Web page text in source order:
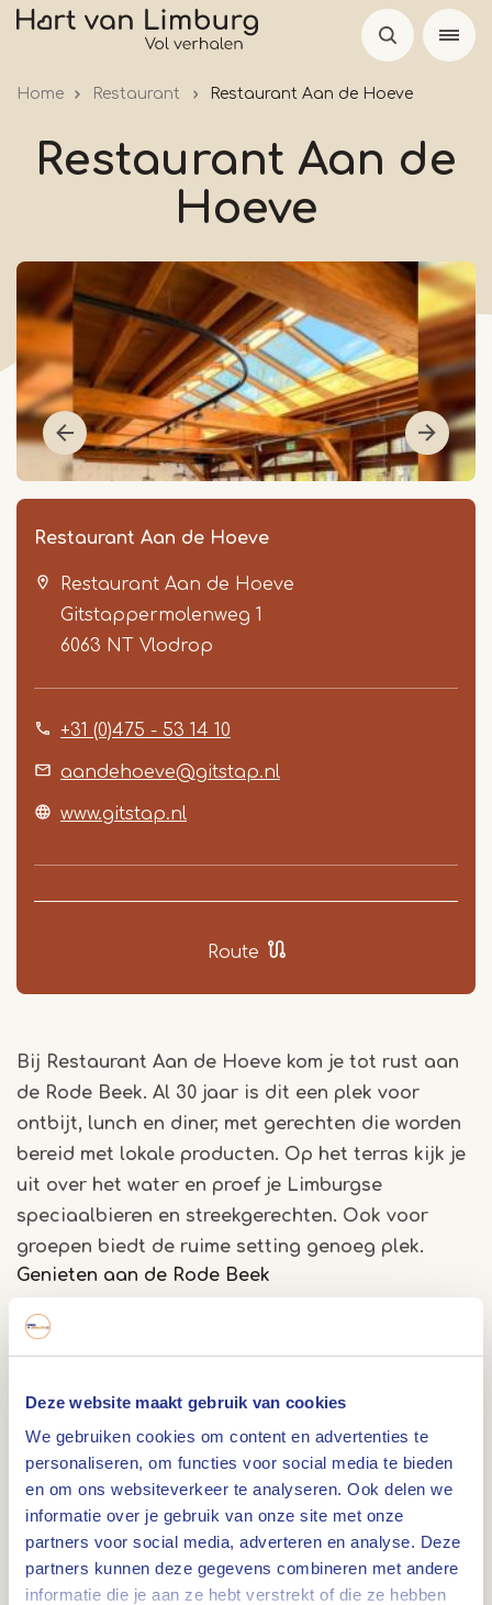
Deze website maakt gebruik van cookies
We gebruiken cookies om content en advertenties te
personaliseren, om functies voor social media te bieden
en om ons websiteverkeer te analyseren. Ook delen we
informatie over je gebruik van onze site met onze
partners voor social media, adverteren en analyse. Deze
partners kunnen deze gegevens combineren met andere
informatie die je aan ze hebt verstrekt of die ze hebben
Overslaan
inhoud
gaan
Home Restaurant Restaurant Aan de Hoeve
Restaurant Aan de
Hoeve
Restaurant Aan de Hoeve
Restaurant Aan de Hoeve
Gitstappermolenweg 1
6063 NT
Vlodrop
+31 (0)475 - 53 14 10
aandehoeve@gitstap.nl
www.gitstap.nl
Route
Item
Bij Restaurant Aan de Hoeve kom je tot rust aan
de Rode Beek. Al 30 jaar is dit een plek voor
ontbijt, lunch en diner, met gerechten die worden
bereid met lokale producten. Op het terras kijk je
uit over het water en proef je Limburgse
speciaalbieren en streekgerechten. Ook voor
groepen biedt de ruime setting genoeg plek.
Genieten aan de Rode Beek
Neem plaats op het terras en laat de omgeving
het tempo bepalen. Terwijl de Rode Beek langs
kaart. Van een rustig ontbijt tot een uitgebreid
diner: de keuken werkt met producten uit de
streek.
Limburgse smaken op het terras
Bij Aan de Hoeve draait het om proeven en